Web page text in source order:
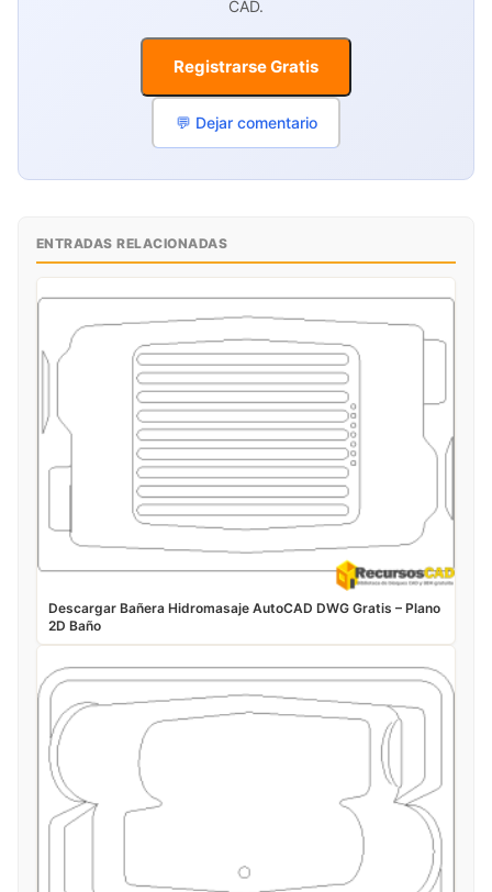
CAD.
Registrarse Gratis
💬 Dejar comentario
ENTRADAS RELACIONADAS
Descargar Bañera Hidromasaje AutoCAD DWG Gratis – Plano
2D Baño